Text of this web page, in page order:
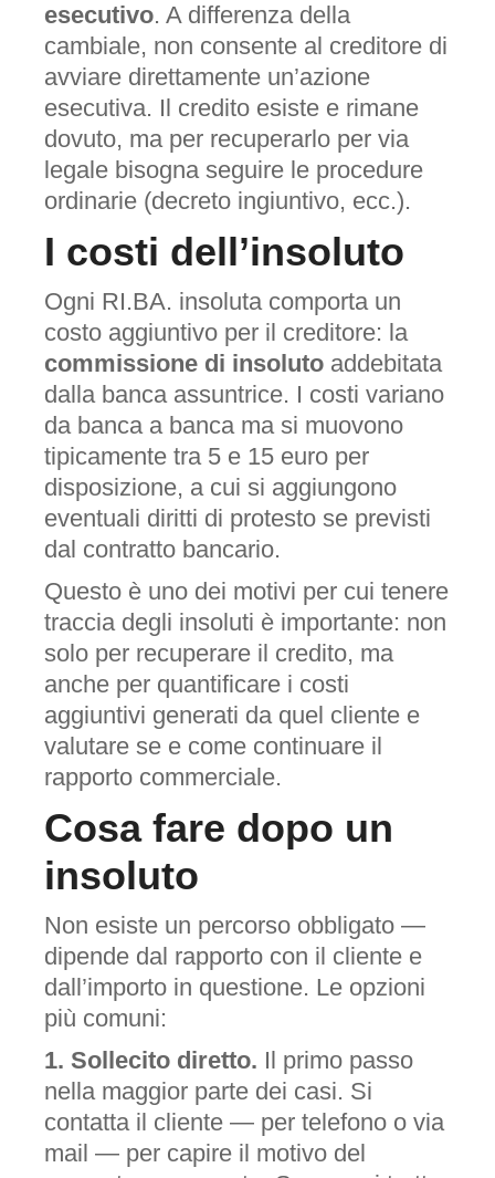
esecutivo. A differenza della
cambiale, non consente al creditore di
avviare direttamente un’azione
esecutiva. Il credito esiste e rimane
dovuto, ma per recuperarlo per via
legale bisogna seguire le procedure
ordinarie (decreto ingiuntivo, ecc.).
I costi dell’insoluto
Ogni RI.BA. insoluta comporta un
costo aggiuntivo per il creditore: la
commissione di insoluto addebitata
dalla banca assuntrice. I costi variano
da banca a banca ma si muovono
tipicamente tra 5 e 15 euro per
disposizione, a cui si aggiungono
eventuali diritti di protesto se previsti
dal contratto bancario.
Questo è uno dei motivi per cui tenere
traccia degli insoluti è importante: non
solo per recuperare il credito, ma
anche per quantificare i costi
aggiuntivi generati da quel cliente e
valutare se e come continuare il
rapporto commerciale.
Cosa fare dopo un
insoluto
Non esiste un percorso obbligato —
dipende dal rapporto con il cliente e
dall’importo in questione. Le opzioni
più comuni:
1. Sollecito diretto. Il primo passo
nella maggior parte dei casi. Si
contatta il cliente — per telefono o via
mail — per capire il motivo del